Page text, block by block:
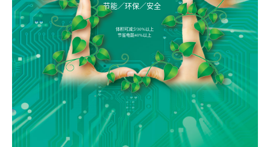
节能／环保／安全
体积可 减少30%以上
节省电能40%以 上